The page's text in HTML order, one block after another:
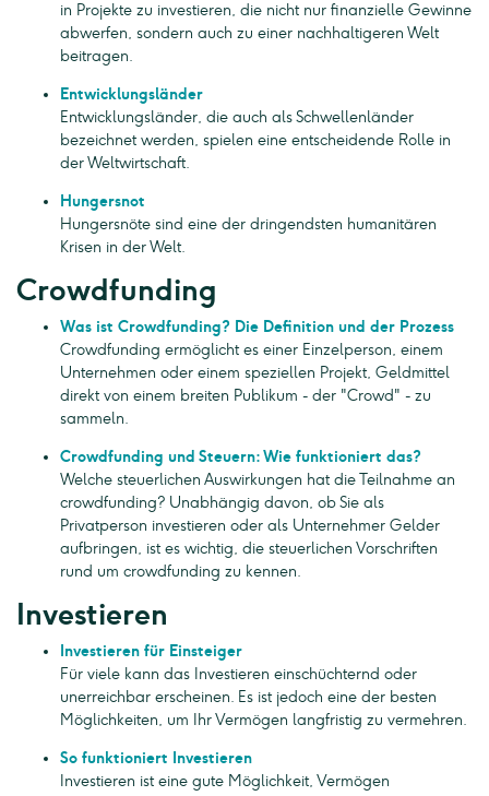
in Projekte zu investieren, die nicht nur finanzielle Gewinne
abwerfen, sondern auch zu einer nachhaltigeren Welt
beitragen.
Entwicklungsländer
Entwicklungsländer, die auch als Schwellenländer
bezeichnet werden, spielen eine entscheidende Rolle in
der Weltwirtschaft.
Hungersnot
Hungersnöte sind eine der dringendsten humanitären
Krisen in der Welt.
Crowdfunding
Was ist Crowdfunding? Die Definition und der Prozess
Crowdfunding ermöglicht es einer Einzelperson, einem
Unternehmen oder einem speziellen Projekt, Geldmittel
direkt von einem breiten Publikum - der "Crowd" - zu
sammeln.
Crowdfunding und Steuern: Wie funktioniert das?
Welche steuerlichen Auswirkungen hat die Teilnahme an
crowdfunding? Unabhängig davon, ob Sie als
Privatperson investieren oder als Unternehmer Gelder
aufbringen, ist es wichtig, die steuerlichen Vorschriften
rund um crowdfunding zu kennen.
Investieren
Investieren für Einsteiger
Für viele kann das Investieren einschüchternd oder
unerreichbar erscheinen. Es ist jedoch eine der besten
Möglichkeiten, um Ihr Vermögen langfristig zu vermehren.
So funktioniert Investieren
Investieren ist eine gute Möglichkeit, Vermögen